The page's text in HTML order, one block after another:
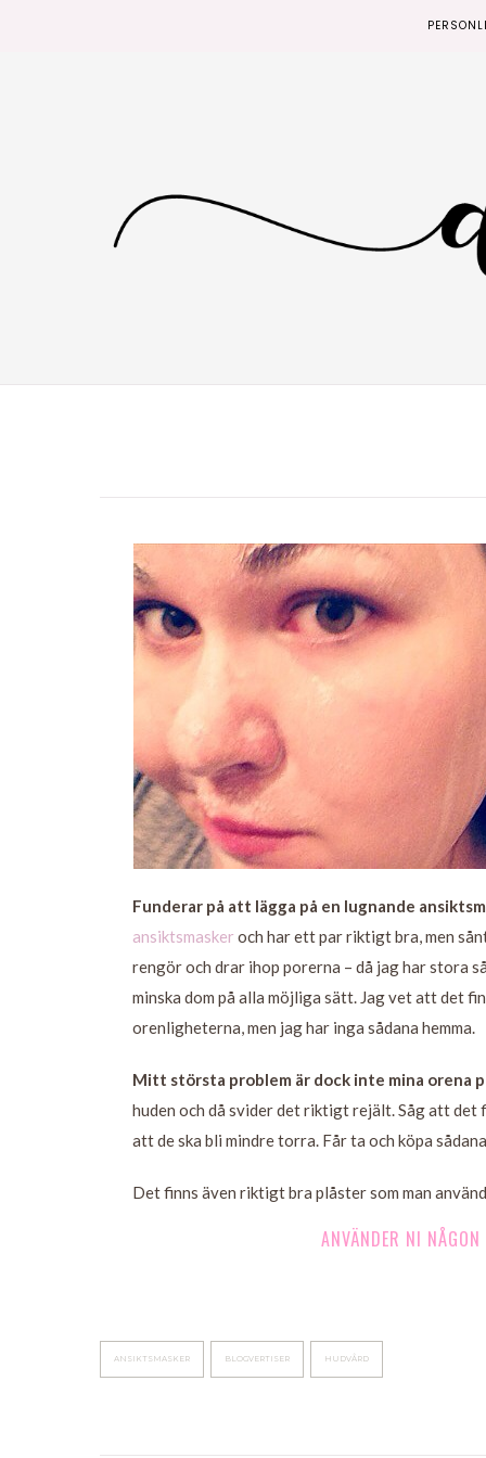
Funderar på att lägga på en lugnande
ansiktsmasker och har ett par riktigt bra, men
rengör och drar ihop porerna – då jag har stora
minska dom på alla möjliga sätt. Jag vet att det
orenligheterna, men jag har inga sådana hemma.
Mitt största problem är dock inte mina orena
huden och då svider det riktigt rejält. Såg att det
att de ska bli mindre torra. Får ta och köpa
Det finns även riktigt bra plåster som man
ANVÄNDER NI
ANSIKTSMASKER BLOGVERTISER HUDVÅRD